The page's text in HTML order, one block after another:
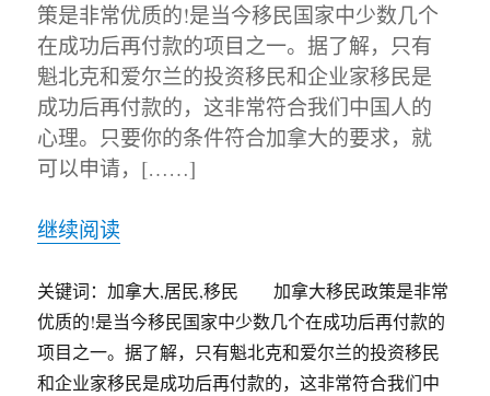
策是非常优质的!是当今移民国家中少数几个
在成功后再付款的项目之一。据了解，只有
魁北克和爱尔兰的投资移民和企业家移民是
成功后再付款的，这非常符合我们中国人的
心理。只要你的条件符合加拿大的要求，就
可以申请，[……]
继续阅读
关键词：加拿大,居民,移民 加拿大移民政策是非常
优质的!是当今移民国家中少数几个在成功后再付款的
项目之一。据了解，只有魁北克和爱尔兰的投资移民
和企业家移民是成功后再付款的，这非常符合我们中